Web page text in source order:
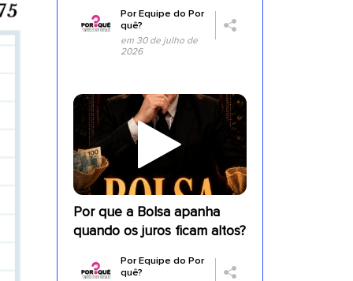
PorEquipe do Por
quê?
em 30 de julho de
2026
Por que a Bolsa apanha
quando os juros ficam altos?
PorEquipe do Por
quê?